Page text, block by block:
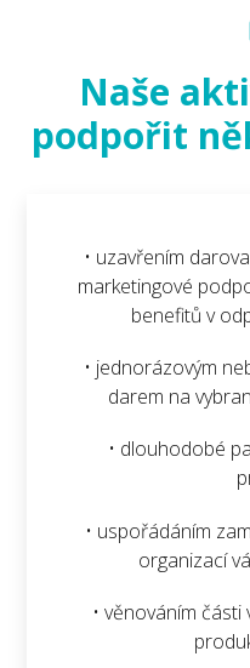
Naše
podpořit
• uzavřením
marketingové
benefitů v
• jednorázovým
darem na
• dlouhodobé
• uspořádáním
organizací
• věnováním